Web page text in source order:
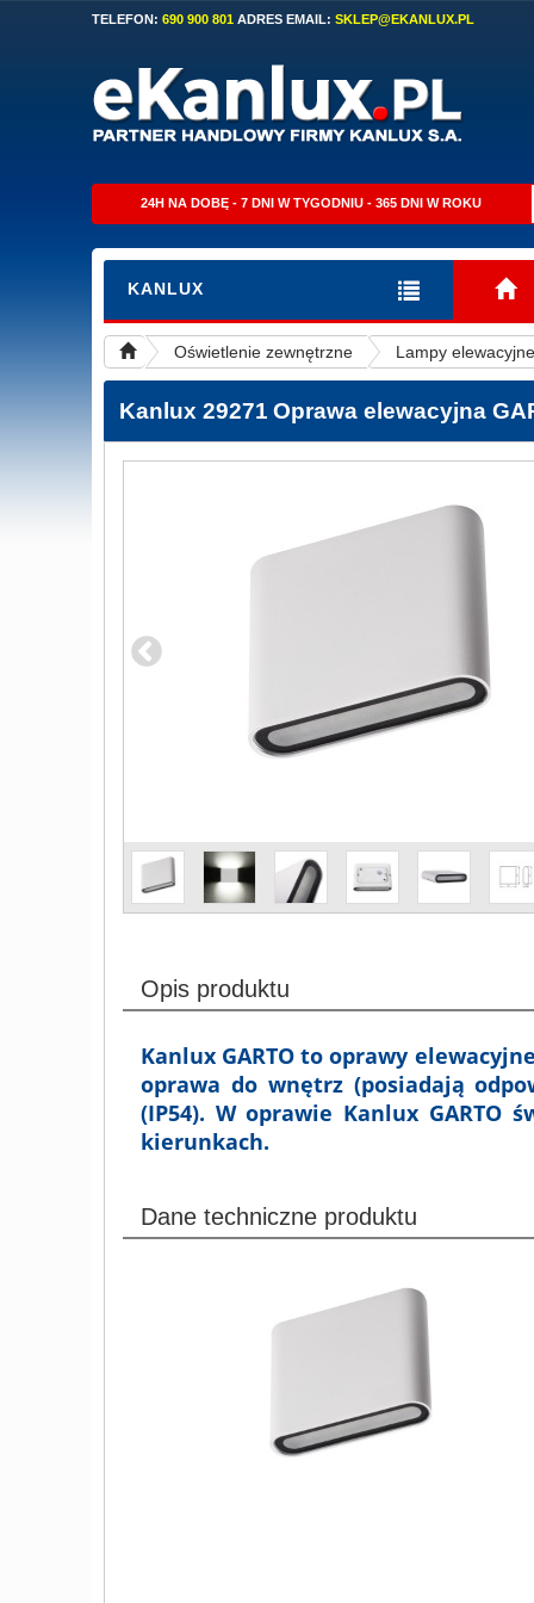
TELEFON: 690 900 801 ADRES EMAIL: SKLEP@EKANLUX.PL
24H NA DOBĘ - 7 DNI W TYGODNIU - 365 DNI W ROKU
KANLUX
Oświetlenie zewnętrzne Lampy elewacyjne
Kanlux 29271 Oprawa elewacyjna
Opis produktu
Kanlux GARTO to oprawy
oprawa do wnętrz (posiadają
(IP54). W oprawie Kanlux GARTO
kierunkach.
Dane techniczne produktu